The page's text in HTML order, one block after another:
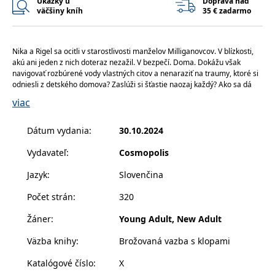
väčšiny kníh
35 € zadarmo
Nika a Rigel sa ocitli v starostlivosti manželov Milliganovcov. V blízkosti,
akú ani jeden z nich doteraz nezažil. V bezpečí. Doma. Dokážu však
navigovať rozbúrené vody vlastných citov a nenaraziť na traumy, ktoré si
odniesli z detského domova? Zaslúži si šťastie naozaj každý? Ako sa dá
spletitá cesta k pochopeniu seba samých a až potom sa môžu skutočne
rozbitých čriepkov skladajú dve bytosti, odsúdené jedna pre druhú.
viac
Dátum vydania:
30.10.2024
Vydavateľ:
Cosmopolis
Jazyk:
Slovenčina
Počet strán:
320
Žáner:
Young Adult, New Adult
Väzba knihy:
Brožovaná vazba s klopami
Katalógové číslo:
X
příkladem je
udržování
stránkami.
CookieConsent
Cybot A/S
www.bambook.cz
1 rok
Tento soubor
cookie ukládá
stav souhlasu
uživatele se
G_ENABLED_IDPS
Google LLC
receive-cookie-
deprecation
.doubleclick.net
stránek o
depreciaci
cookie, které
systém přijímá,